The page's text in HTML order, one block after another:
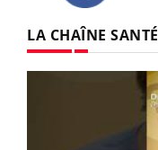
LA CHAÎNE SANTÉ